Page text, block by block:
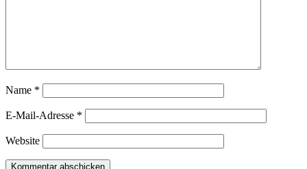
Name *
E-Mail-Adresse *
Website